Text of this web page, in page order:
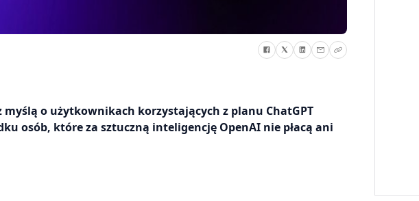
o użytkownikach korzystających z planu ChatGPT
osób, które za sztuczną inteligencję OpenAI nie płacą ani